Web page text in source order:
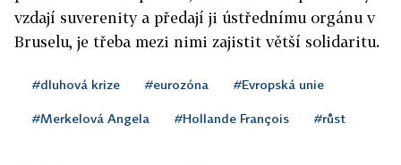
vzdají suverenity a předají ji ústřednímu orgánu v
Bruselu, je třeba mezi nimi zajistit větší solidaritu.
#dluhová krize #eurozóna #Evropská unie
#Merkelová Angela #Hollande François #růst